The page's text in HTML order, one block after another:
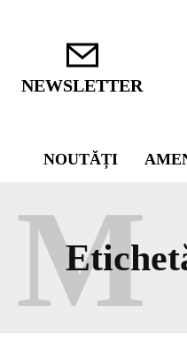
NEWSLETTER
NOUTĂȚI
M